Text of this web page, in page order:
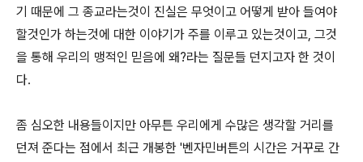
기 때문에 그 종교라는것이 진실은 무엇이고 어떻게 받아 들여야
할것인가 하는것에 대한 이야기가 주를 이루고 있는것이고, 그것
을 통해 우리의 맹적인 믿음에 왜?라는 질문들 던지고자 한 것이
다.
좀 심오한 내용들이지만 아무튼 우리에게 수많은 생각할 거리를
던져 준다는 점에서 최근 개봉한 '벤자민버튼의 시간은 거꾸로 간